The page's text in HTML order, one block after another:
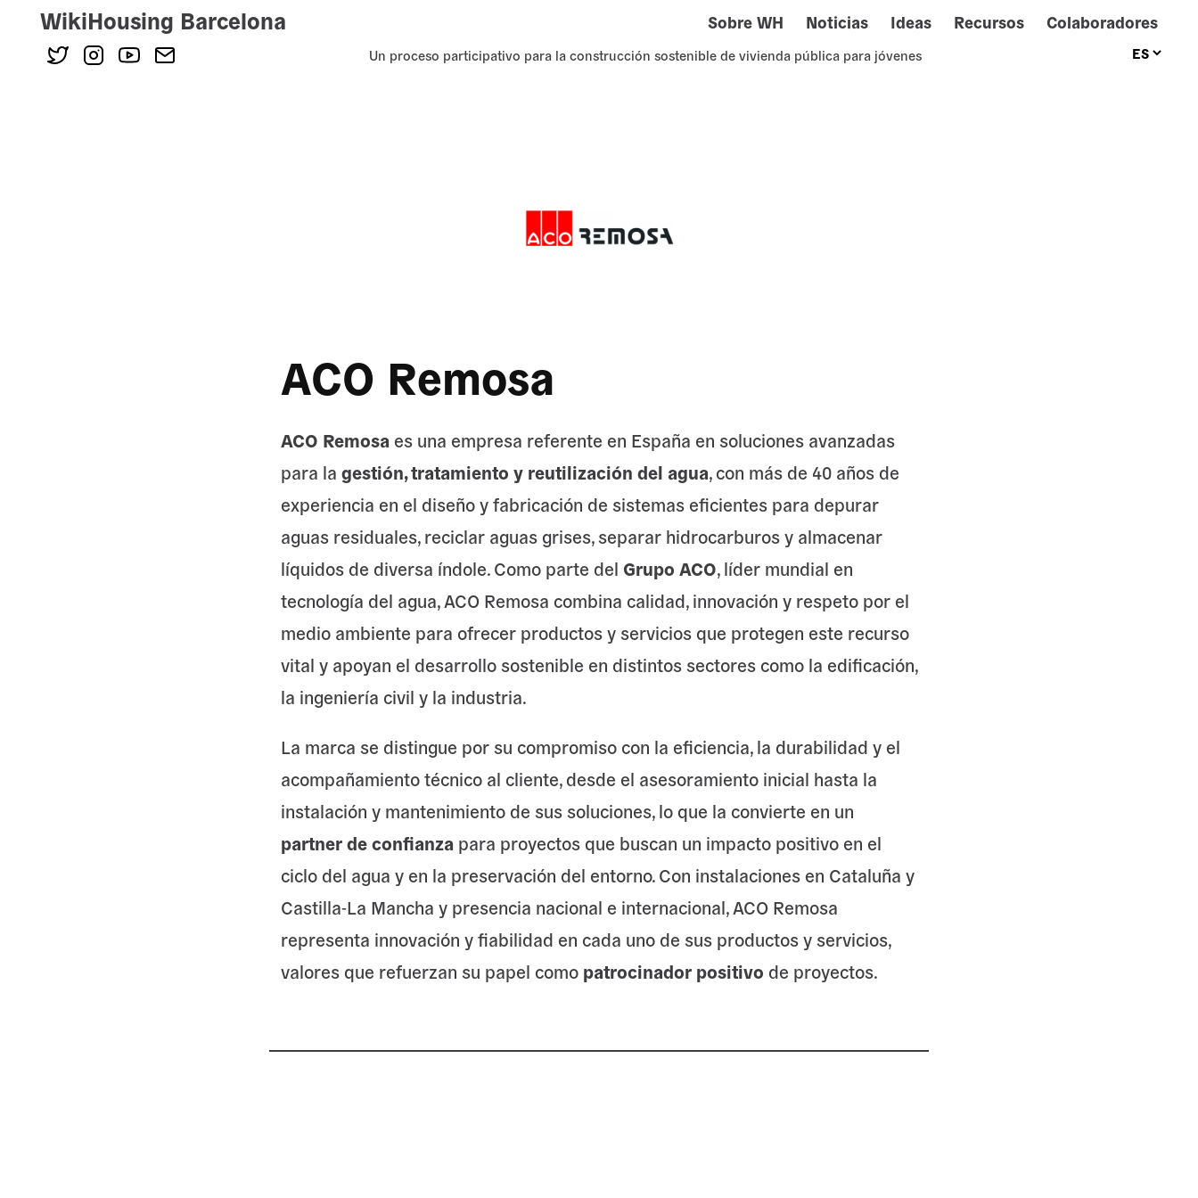
WikiHousing Barcelona Sobre WH Noticias Ideas Recursos Colaboradores
Un proceso participativo para la construcción sostenible de vivienda pública para jóvenes
ACO Remosa
ACO Remosa es una empresa referente en España en soluciones avanzadas
para la gestión, tratamiento y reutilización del agua, con más de 40 años de
experiencia en el diseño y fabricación de sistemas eficientes para depurar
aguas residuales, reciclar aguas grises, separar hidrocarburos y almacenar
líquidos de diversa índole. Como parte del Grupo ACO, líder mundial en
tecnología del agua, ACO Remosa combina calidad, innovación y respeto por el
medio ambiente para ofrecer productos y servicios que protegen este recurso
vital y apoyan el desarrollo sostenible en distintos sectores como la edificación,
la ingeniería civil y la industria.
La marca se distingue por su compromiso con la eficiencia, la durabilidad y el
acompañamiento técnico al cliente, desde el asesoramiento inicial hasta la
instalación y mantenimiento de sus soluciones, lo que la convierte en un
partner de confianza para proyectos que buscan un impacto positivo en el
ciclo del agua y en la preservación del entorno. Con instalaciones en Cataluña y
Castilla-La Mancha y presencia nacional e internacional, ACO Remosa
representa innovación y fiabilidad en cada uno de sus productos y servicios,
valores que refuerzan su papel como patrocinador positivo de proyectos.